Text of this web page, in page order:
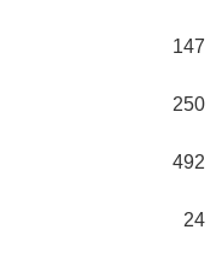
147
250
492
24